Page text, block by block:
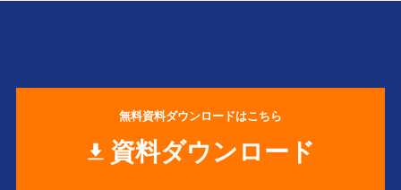
無料資料ダウンロードはこちら
資料ダウンロード